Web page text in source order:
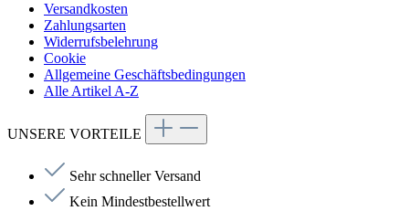
Versandkosten
Zahlungsarten
Widerrufsbelehrung
Cookie
Allgemeine Geschäftsbedingungen
Alle Artikel A-Z
UNSERE VORTEILE
Sehr schneller Versand
Kein Mindestbestellwert